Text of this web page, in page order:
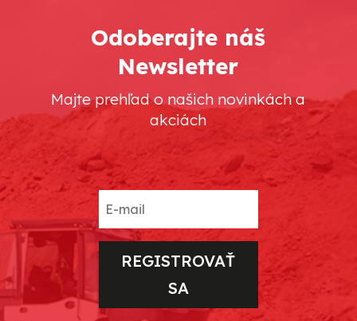
Odoberajte náš
Newsletter
Majte prehľad o našich novinkách a
akciách
REGISTROVAŤ
SA